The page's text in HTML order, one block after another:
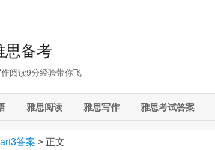
思备考
阅读9分经验带你飞
雅思阅读 雅思写作 雅思考试答案
答案 > 正文